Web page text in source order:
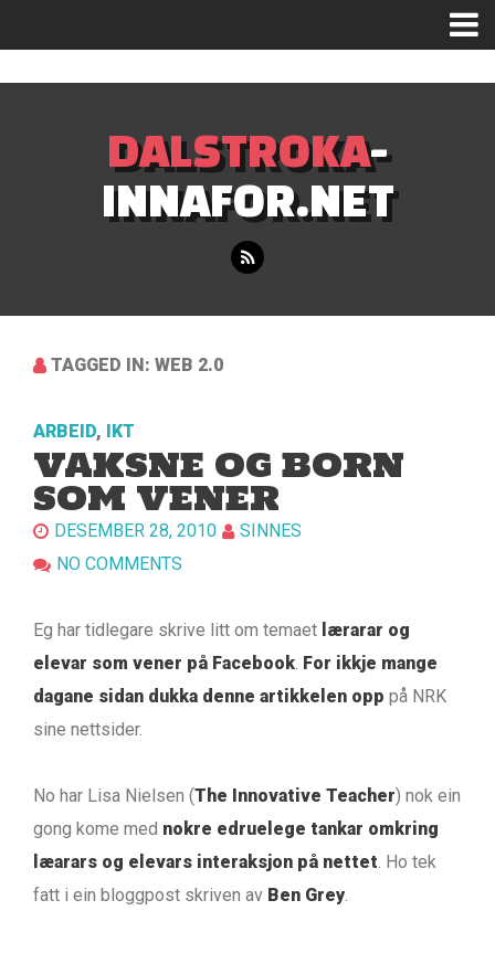
DALSTROKA-
INNAFOR.NET
TAGGED IN: WEB 2.0
ARBEID, IKT
VAKSNE OG BORN
SOM VENER
DESEMBER 28, 2010
SINNES
NO COMMENTS
Eg har tidlegare skrive litt om temaet lærarar og
elevar som vener på Facebook. For ikkje mange
dagane sidan dukka denne artikkelen opp på NRK
sine nettsider.
No har Lisa Nielsen (The Innovative Teacher) nok ein
gong kome med nokre edruelege tankar omkring
læarars og elevars interaksjon på nettet. Ho tek
fatt i ein bloggpost skriven av Ben Grey.